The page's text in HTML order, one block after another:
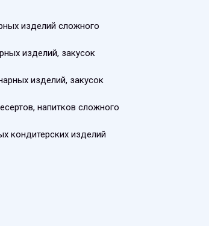
изделий сложного
изделий, закусок
изделий, закусок
напитков сложного
кондитерских изделий